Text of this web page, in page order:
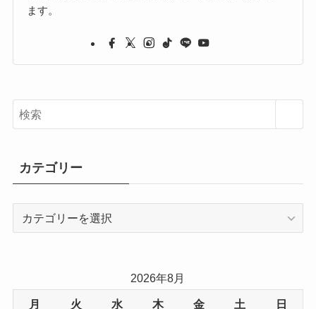
ます。
カテゴリー
2026年8月
月 火 水 木 金 土 日